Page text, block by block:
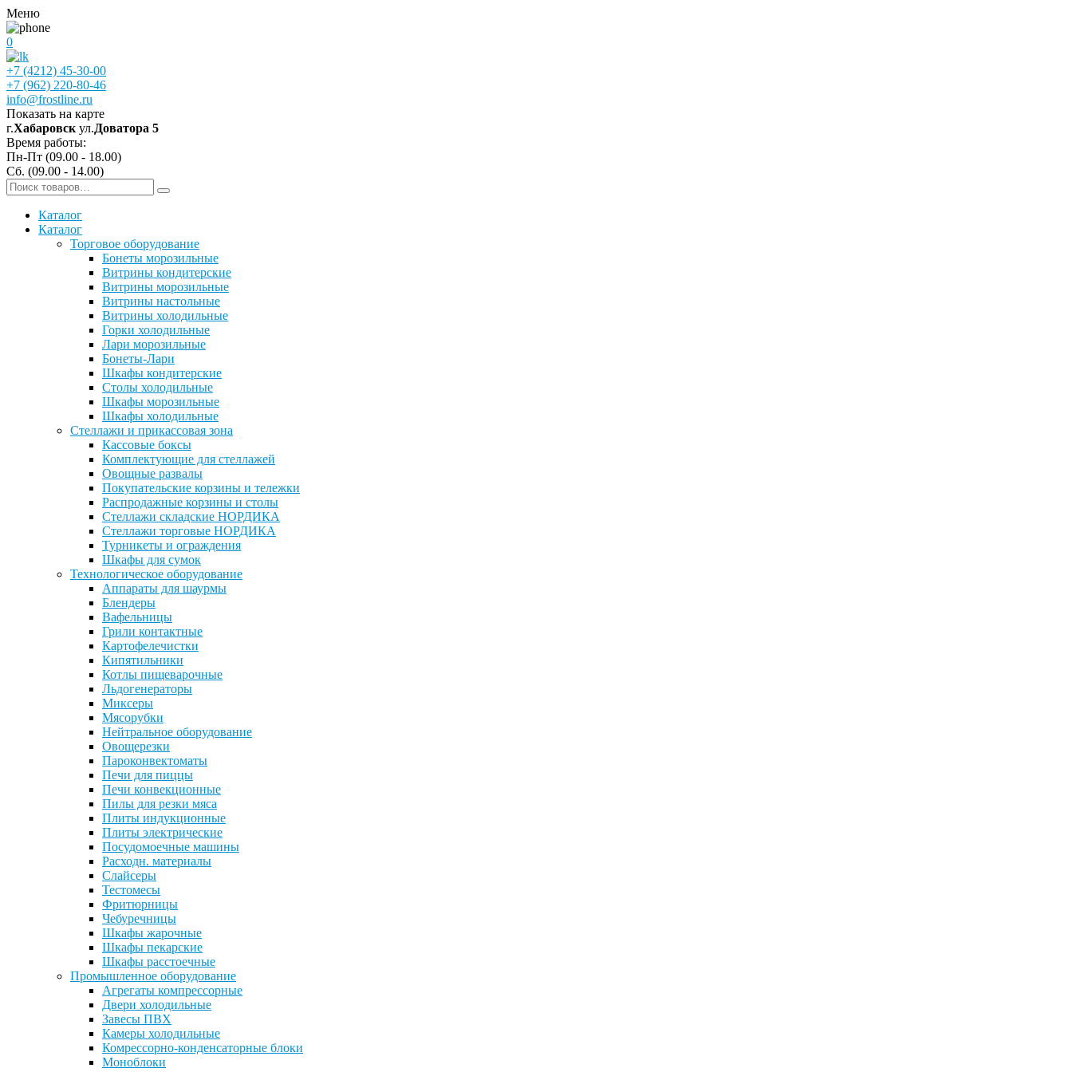
Меню
0
+7 (4212) 45-30-00
+7 (962) 220-80-46
info@frostline.ru
Показать на карте
г.Хабаровск ул.Доватора 5
Время работы:
Пн-Пт (09.00 - 18.00)
Сб. (09.00 - 14.00)
Каталог
Каталог
Торговое оборудование
Бонеты морозильные
Витрины кондитерские
Витрины морозильные
Витрины настольные
Витрины холодильные
Горки холодильные
Лари морозильные
Бонеты-Лари
Шкафы кондитерские
Столы холодильные
Шкафы морозильные
Шкафы холодильные
Стеллажи и прикассовая зона
Кассовые боксы
Комплектующие для стеллажей
Овощные развалы
Покупательские корзины и тележки
Распродажные корзины и столы
Стеллажи складские НОРДИКА
Стеллажи торговые НОРДИКА
Турникеты и ограждения
Шкафы для сумок
Технологическое оборудование
Аппараты для шаурмы
Блендеры
Вафельницы
Грили контактные
Картофелечистки
Кипятильники
Котлы пищеварочные
Льдогенераторы
Миксеры
Мясорубки
Нейтральное оборудование
Овощерезки
Пароконвектоматы
Печи для пиццы
Печи конвекционные
Пилы для резки мяса
Плиты индукционные
Плиты электрические
Посудомоечные машины
Расходн. материалы
Слайсеры
Тестомесы
Фритюрницы
Чебуречницы
Шкафы жарочные
Шкафы пекарские
Шкафы расстоечные
Промышленное оборудование
Агрегаты компрессорные
Двери холодильные
Завесы ПВХ
Камеры холодильные
Комрессорно-конденсаторные блоки
Моноблоки